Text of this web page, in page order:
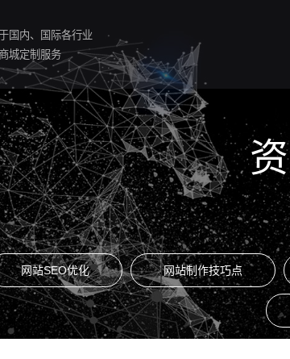
国内、国际各行业
城定制服务
网站SEO优化 网站制作技巧点